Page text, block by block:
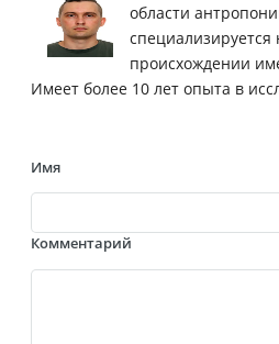
области
происхождении
Имеет более 10 лет опыта в
Имя
Комментарий